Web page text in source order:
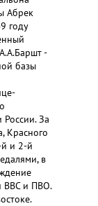
Абрек
году
-
базы
За
Красного
и 2-й
в
ВВС и ПВО.